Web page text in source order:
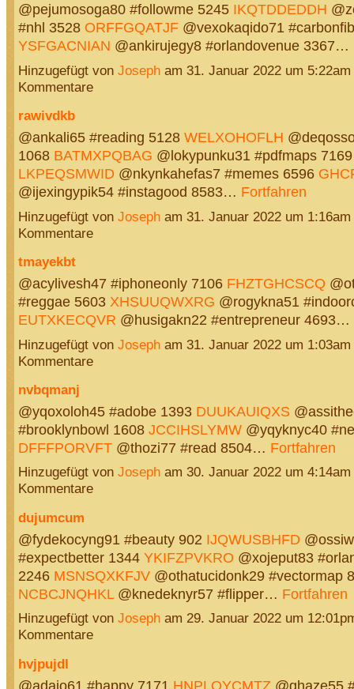
@pejumosoga80 #followme 5245 IKQTDDEDDH
#nhl 3528 ORFFGQATJF@vexokaqido71
YSFGACNIAN @ankirujegy8 #orlandovenue 3367…
Hinzugefügt von Josepham 31. Januar 2022 um
Kommentare
rawivdkb
@ankali65 #reading 5128 WELXOHOFLH
1068 BATMXPQBAG @lokypunku31 #pdfmaps 7169
LKPEQSMWID @nkynkahefas7 #memes 6596
@ijexingypik54 #instagood 8583… Fortfahren
Hinzugefügt von Josepham 31. Januar 2022 um
Kommentare
tmayekbt
@acylivesh47 #iphoneonly 7106 FHZTGHCSCQ
#reggae 5603 XHSUUQWXRG @rogykna51
EUTXKECQVR @husigakn22 #entrepreneur 4693…
Hinzugefügt von Josepham 31. Januar 2022 um
Kommentare
nvbqmanj
@yqoxoloh45 #adobe 1393 DUUKAUIQXS
#brooklynbowl 1608 JCCIHSLYMW@yqyknyc40
DFFFPORVFT@thozi77 #read 8504… Fortfahren
Hinzugefügt von Josepham 30. Januar 2022 um
Kommentare
dujumcum
@fydekocyng91 #beauty 902 IJQWUSBHFD
#expectbetter 1344 YKIFZPVKRO @xojeput83
2246 MSNSQXKFJV@othatucidonk29 #vectormap
NCBCJNQHKL@knedeknyr57 #flipper… Fortfahren
Hinzugefügt von Josepham 29. Januar 2022 um
Kommentare
hvjpujdl
@adajo61 #happy 7171 HNPLOYCMTZ@ghaze55